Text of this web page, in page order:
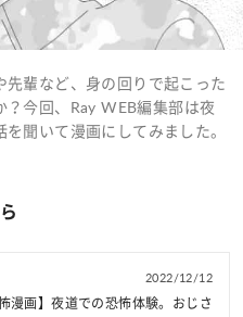
輩など、身の回りで起こった
今回、Ray WEB編集部は夜
聞いて漫画にしてみました。
2022/12/12
怖漫画】夜道での恐怖体験。おじさ